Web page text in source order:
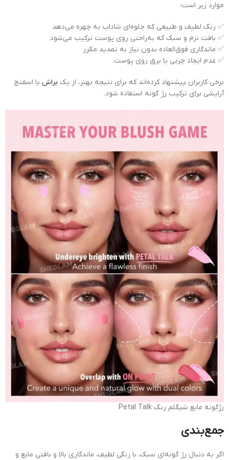
موارد زیر است:
✅ رنگ لطیف و طبیعی که جلوه‌ای شاداب به چهره می‌دهد
✅ بافت نرم و سبک که به‌راحتی روی پوست ترکیب می‌شود
✅ ماندگاری فوق‌العاده بدون نیاز به تمدید مکرر
✅ عدم ایجاد چربی یا برق روی پوست
برخی کاربران پیشنهاد کرده‌اند که برای نتیجه بهتر، از یک براش یا اسفنج
آرایشی برای ترکیب رژ گونه استفاده شود.
رژگونه مایع شیگلم رنگ Petal Talk
جمع‌بندی
اگر به دنبال رژ گونه‌ای سبک، با رنگی لطیف، ماندگاری بالا و بافتی مایع و